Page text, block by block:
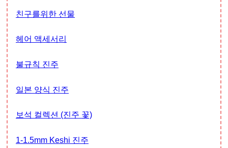
친구를위한 선물
헤어 액세서리
불규칙 진주
일본 양식 진주
보석 컬렉션 (진주 꽃)
1-1.5mm Keshi 진주